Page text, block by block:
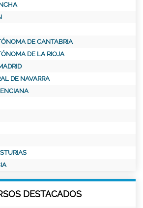
DE CANTABRIA
DE LA RIOJA
DE NAVARRA
DESTACADOS